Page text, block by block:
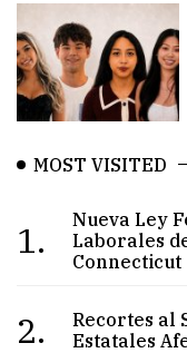
MOST VISITED
1.
Nueva Ley
Laborales
Connecticut
2.
Recortes al
Estatales